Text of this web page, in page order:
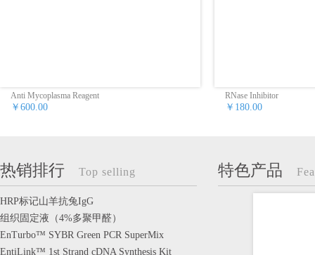
Anti Mycoplasma Reagent
￥600.00
RNase Inhibitor
￥180.00
热销排行 Top selling
HRP标记山羊抗兔IgG
组织固定液（4%多聚甲醛）
EnTurbo™ SYBR Green PCR SuperMix
EntiLink™ 1st Strand cDNA Synthesis Kit
特色产品